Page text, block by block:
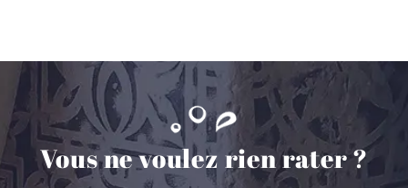
Vous ne voulez rien rater ?